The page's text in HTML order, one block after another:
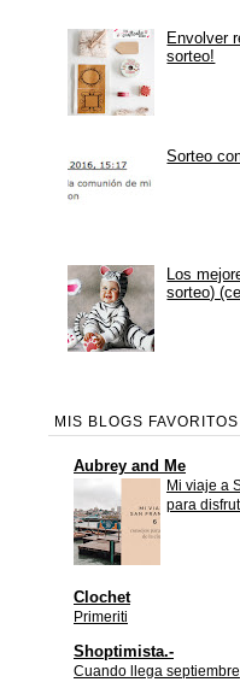
Envolver
sorteo!
Sorteo
Los
sorteo)
MIS BLOGS FAVORITOS
Aubrey and Me
Mi viaje a
para
Clochet
Primeriti
Shoptimista.-
Cuando llega septiembre